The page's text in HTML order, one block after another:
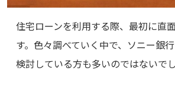
住宅ローンを利用する際、最初に直
す。色々調べていく中で、ソニー銀
検討している方も多いのではないで